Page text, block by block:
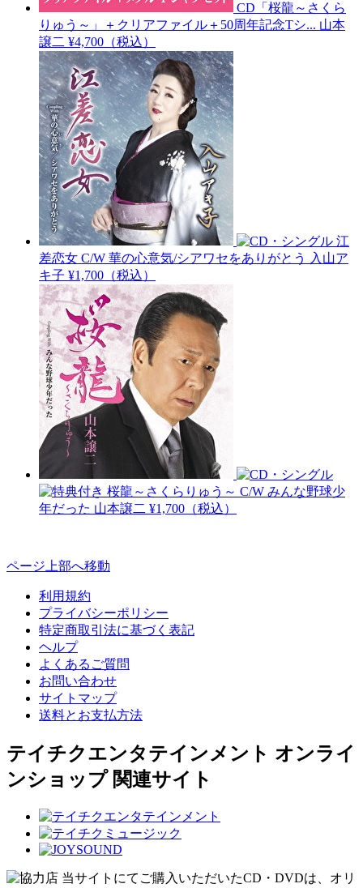
CD「桜龍～さくら
りゅう～」＋クリアファイル＋50周年記念Tシ... 山本
譲二 ¥4,700（税込）
江
差恋女 C/W 華の心意気/シアワセをありがとう
入山ア
キ子 ¥1,700（税込）
桜龍～さくらりゅう～ C/W みんな野球少
年だった 山本譲二 ¥1,700（税込）
ページ上部へ移動
利用規約
プライバシーポリシー
特定商取引法に基づく表記
ヘルプ
よくあるご質問
お問い合わせ
サイトマップ
送料とお支払方法
テイチクエンタテインメント オンライ
ンショップ 関連サイト
当サイトにてご購入いただいたCD・DVDは、オリ